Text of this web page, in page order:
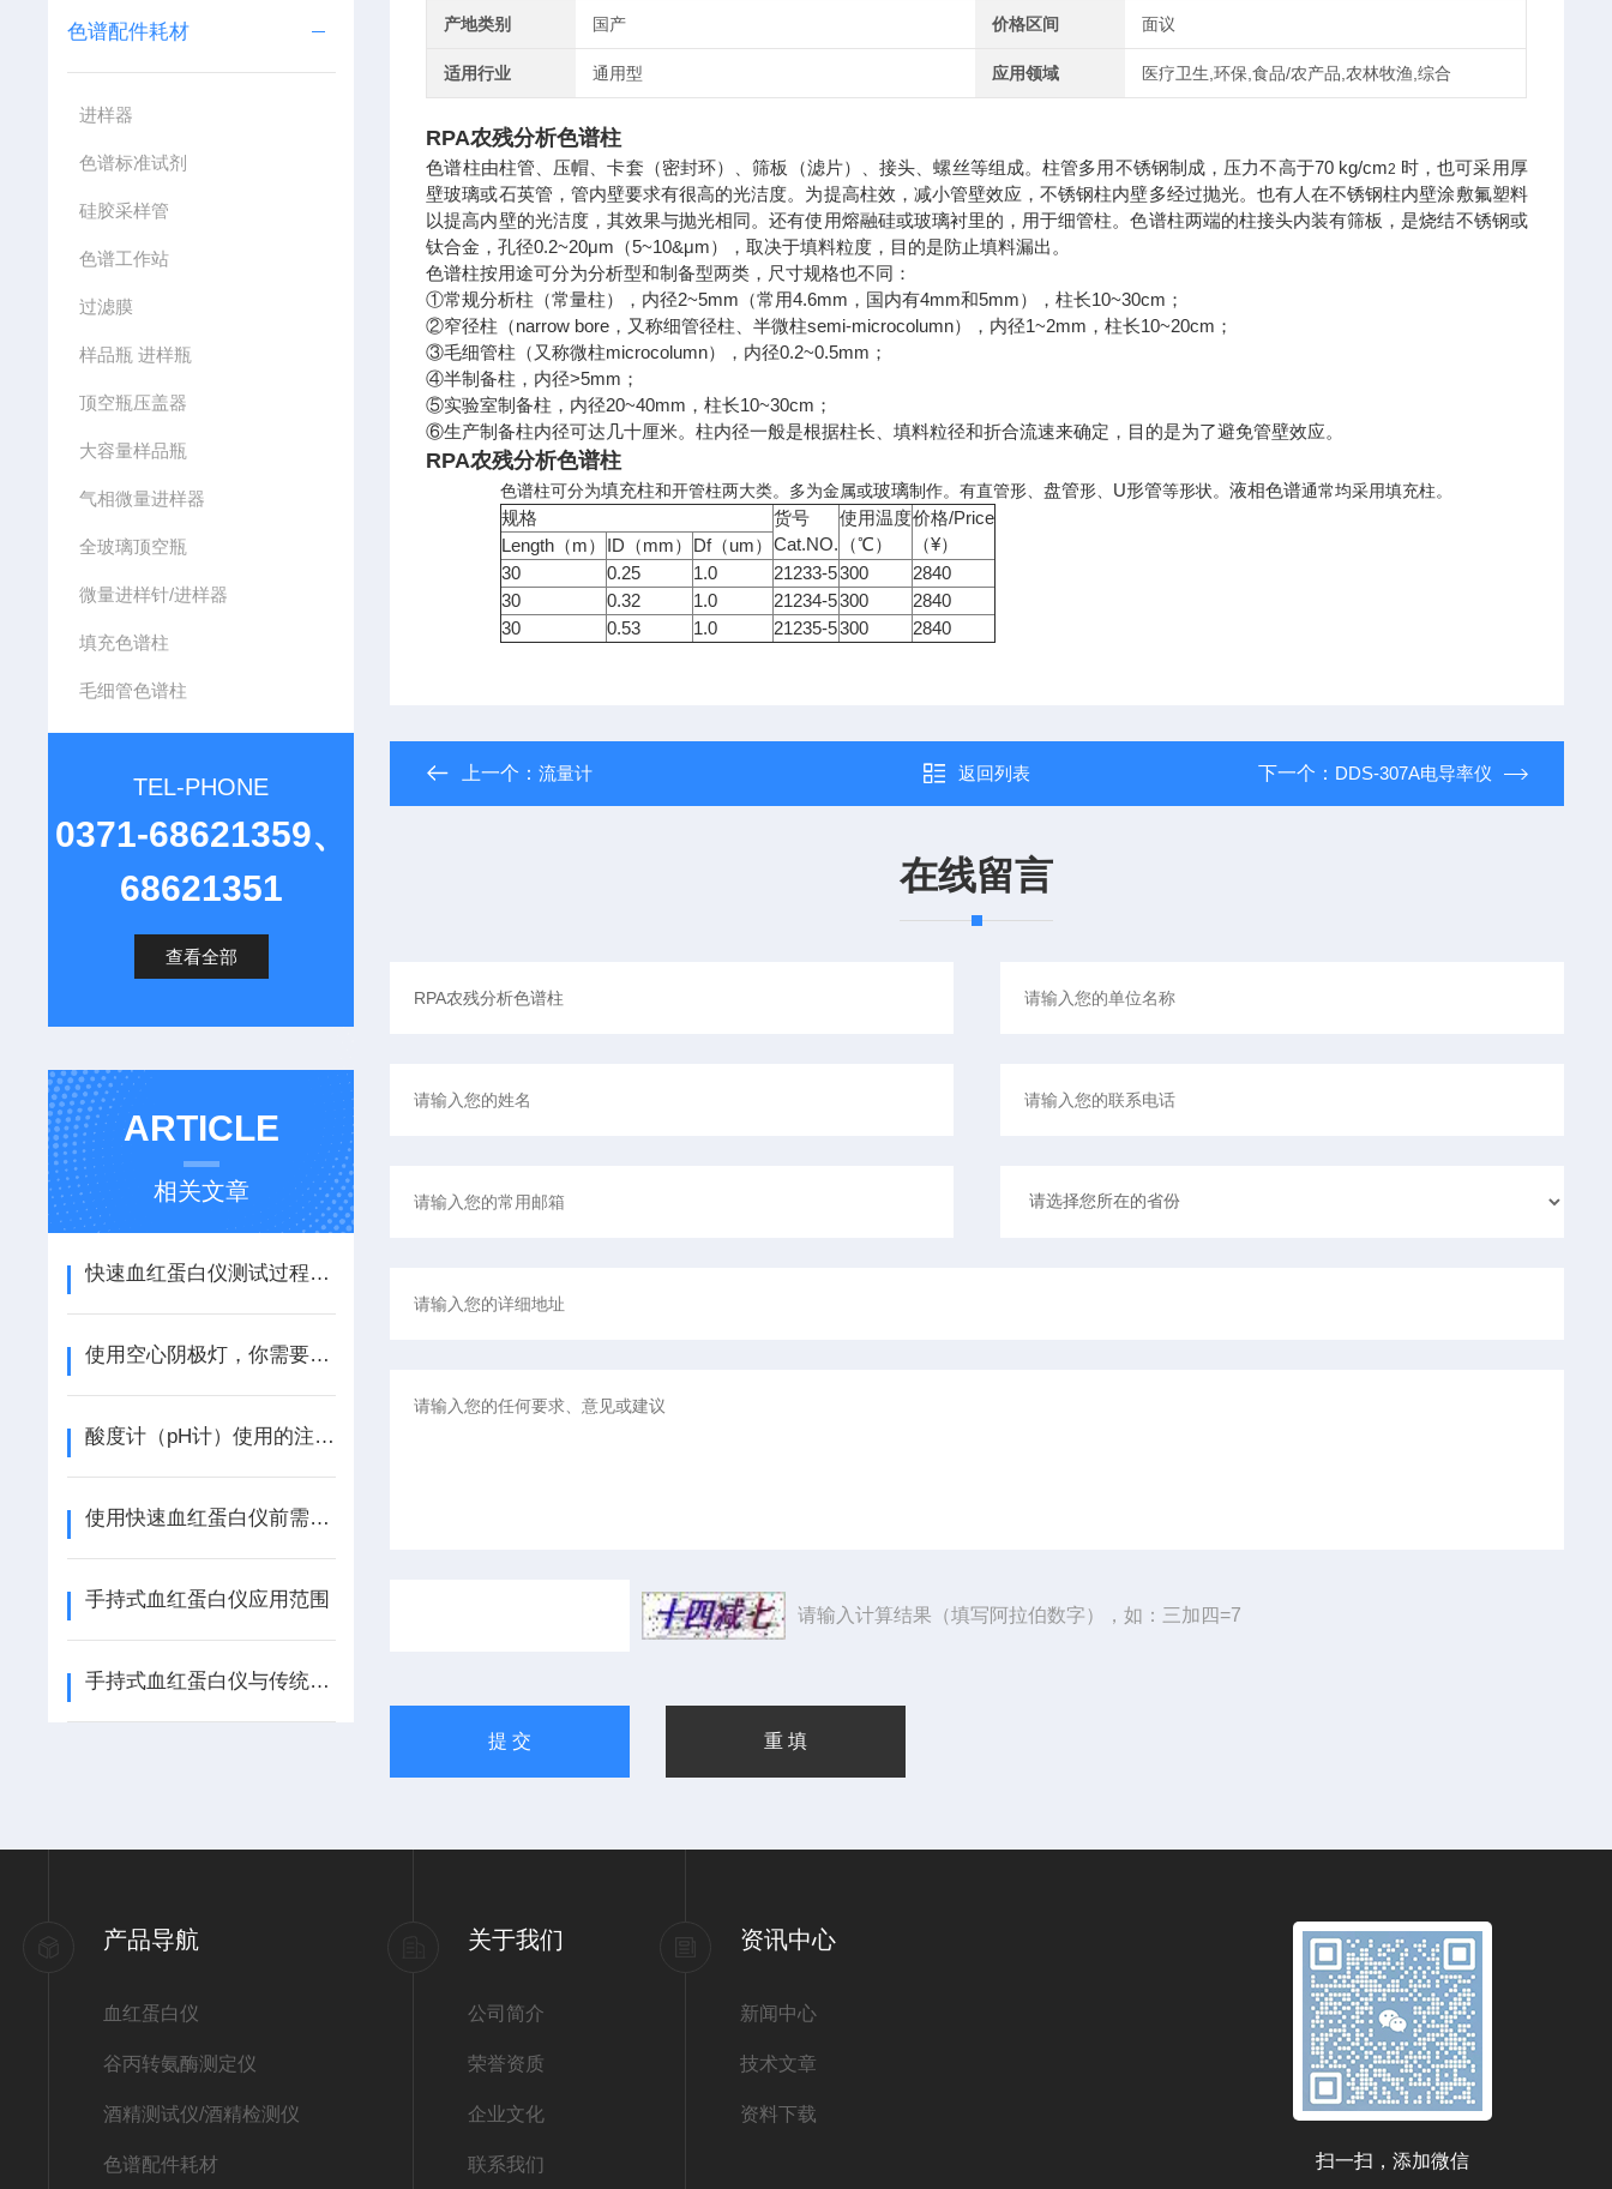
色谱配件耗材
进样器
色谱标准试剂
硅胶采样管
色谱工作站
过滤膜
样品瓶 进样瓶
顶空瓶压盖器
大容量样品瓶
气相微量进样器
全玻璃顶空瓶
微量进样针/进样器
填充色谱柱
毛细管色谱柱
TEL-PHONE
0371-68621359、
68621351
查看全部
ARTICLE
相关文章
快速血红蛋白仪测试过程中的注意事项
使用空心阴极灯，你需要知道这些?
酸度计（pH计）使用的注意事项
使用快速血红蛋白仪前需要对血红蛋白有一定的了解
手持式血红蛋白仪应用范围
手持式血红蛋白仪与传统实验室血红蛋白检测方法的差异和优势是什么？
产地类别 国产 价格区间 面议
适用行业 通用型 应用领域 医疗卫生,环保,食品/农产品,农林牧渔,综合
RPA农残分析色谱柱
色谱柱由柱管、压帽、卡套（密封环）、筛板（滤片）、接头、螺丝等组成。柱管多用不锈钢制成，压力不高于70 kg/cm2 时，也可采用厚
壁玻璃或石英管，管内壁要求有很高的光洁度。为提高柱效，减小管壁效应，不锈钢柱内壁多经过抛光。也有人在不锈钢柱内壁涂敷氟塑料
以提高内壁的光洁度，其效果与抛光相同。还有使用熔融硅或玻璃衬里的，用于细管柱。色谱柱两端的柱接头内装有筛板，是烧结不锈钢或
钛合金，孔径0.2~20μm（5~10&μm），取决于填料粒度，目的是防止填料漏出。
色谱柱按用途可分为分析型和制备型两类，尺寸规格也不同：
①常规分析柱（常量柱），内径2~5mm（常用4.6mm，国内有4mm和5mm），柱长10~30cm；
②窄径柱（narrow bore，又称细管径柱、半微柱semi-microcolumn），内径1~2mm，柱长10~20cm；
③毛细管柱（又称微柱microcolumn），内径0.2~0.5mm；
④半制备柱，内径>5mm；
⑤实验室制备柱，内径20~40mm，柱长10~30cm；
⑥生产制备柱内径可达几十厘米。柱内径一般是根据柱长、填料粒径和折合流速来确定，目的是为了避免管壁效应。
RPA农残分析色谱柱
色谱柱可分为填充柱和开管柱两大类。多为金属或玻璃制作。有直管形、盘管形、 U形管等形状。液相色谱通常均采用填充柱。
规格
货号
Cat.NO.
使用温度
（℃）
价格/Price
（¥）
Length（m） ID（mm） Df（um）
30
0.25 1.0 21233-5300
2840
30
0.32 1.0 21234-5300
2840
30
0.53 1.0 21235-5300 2840
上一个：流量计 返回列表 下一个： DDS-307A电导率仪
在线留言
请输入计算结果（填写阿拉伯数字），如：三加四=7
产品导航
血红蛋白仪
谷丙转氨酶测定仪
酒精测试仪/酒精检测仪
色谱配件耗材
关于我们
公司简介
荣誉资质
企业文化
联系我们
资讯中心
新闻中心
技术文章
资料下载
扫一扫，添加微信